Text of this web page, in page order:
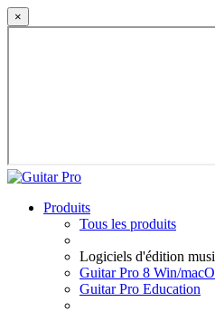
×
Produits
Tous les produits
Logiciels d'édition
Guitar Pro 8 Win/
Guitar Pro Education